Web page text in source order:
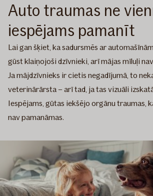
Auto traumas ne
iespējams pamanīt
Lai gan šķiet, ka sadursmēs ar
gūst klaiņojoši dzīvnieki, arī mājas mīluļi
Ja mājdzīvnieks ir cietis negadījumā, to
veterinārārsta – arī tad, ja tas vizuāli
Iespējams, gūtas iekšējo orgānu traumas,
nav pamanāmas.